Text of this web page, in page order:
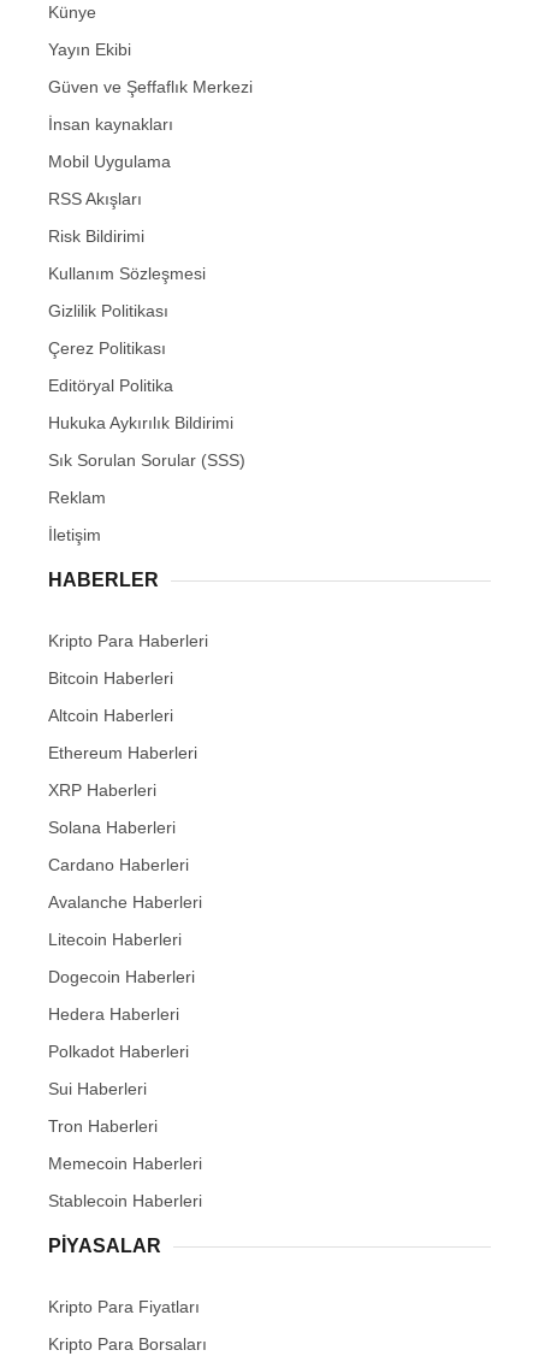
Künye
Yayın Ekibi
Güven ve Şeffaflık Merkezi
İnsan kaynakları
Mobil Uygulama
RSS Akışları
Risk Bildirimi
Kullanım Sözleşmesi
Gizlilik Politikası
Çerez Politikası
Editöryal Politika
Hukuka Aykırılık Bildirimi
Sık Sorulan Sorular (SSS)
Reklam
İletişim
HABERLER
Kripto Para Haberleri
Bitcoin Haberleri
Altcoin Haberleri
Ethereum Haberleri
XRP Haberleri
Solana Haberleri
Cardano Haberleri
Avalanche Haberleri
Litecoin Haberleri
Dogecoin Haberleri
Hedera Haberleri
Polkadot Haberleri
Sui Haberleri
Tron Haberleri
Memecoin Haberleri
Stablecoin Haberleri
PIYASALAR
Kripto Para Fiyatları
Kripto Para Borsaları